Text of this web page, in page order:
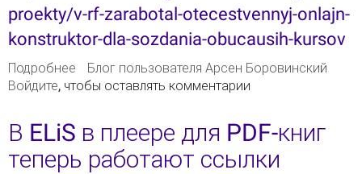
proekty/v-rf-zarabotal-otecestvennyj-onlajn-
konstruktor-dla-sozdania-obucausih-kursov
Подробнее о О сервисе УДОБА, работающего на базе
Библиотеки ELiS и конструктора H5P написали
Блог пользователя Арсен Боровинский
Войдите, чтобы оставлять комментарии
В ELiS в плеере для PDF-книг
теперь работают ссылки